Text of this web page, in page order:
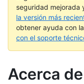
seguridad mejorada
la versión más
obtener ayuda con
con el soporte
Acerca